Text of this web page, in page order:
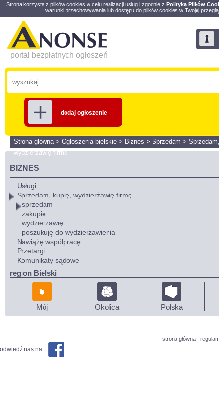
Strona korzysta z plików cookies w celu realizacji usług i zgodnie z Polityką Plików
warunki przechowywania lub dostępu do plików cookies w Twojej
portal bezpłatnych ogłoszeń
dodaj ogłoszenie
Strona główna> Ogłoszenia bielskie > Biznes > Sprzedam >
wydzierżawię firmę
BIZNES
Usługi
Sprzedam, kupię, wydzierżawię firmę
sprzedam
zakupię
wydzierżawię
poszukuję do wydzierżawienia
Nawiążę współpracę
Przetargi
Komunikaty sądowe
region Bielski
Mój Okolica Polska
strona główna
odwiedź nas na: